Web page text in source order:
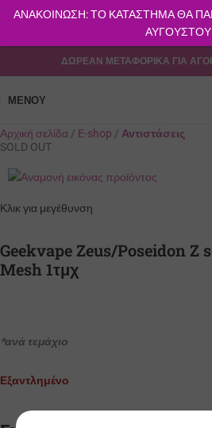
ΔΩΡΕΑΝ ΜΕΤΑΦΟΡΙΚΑ ΓΙΑ
ΜΕΝΟΎ
Αρχική σελίδα E-shop
Αντιστάσεις
SOLD OUT
Κλικ για μεγέθυνση
Geekvape Zeus/Poseidon Z
Mesh 1τμχ
*ανά τεμάχιο
Εξαντλημένο
ΑΝΑΚΟΙΝΩΣΗ: ΤΟ ΚΑΤΑΣΤΗΜΑ ΘΑ
ΑΥΓΟΥΣΤΟΥ